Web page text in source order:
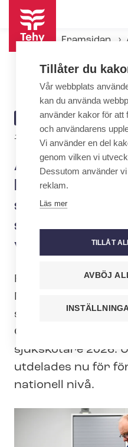
Hoppa
huvudinnehållFramsidan
ARTICLE
CATEGORY
AKTUELLT
12.5.2026 | 12:56
Årets
Keski-
sig av sin
stärker
vårdarbete
Finlands
Markku Keski-
som
Österbottens
sjukskötare 2026.
utdelades nu för
nationell nivå.
Tillåter du
Vår webbplats
kan du använda
använder kakor för att
och användarens
Vi använder en del
genom vilken vi
Dessutom använder
reklam.
Läs mer
TILLÅT
AVBÖJ